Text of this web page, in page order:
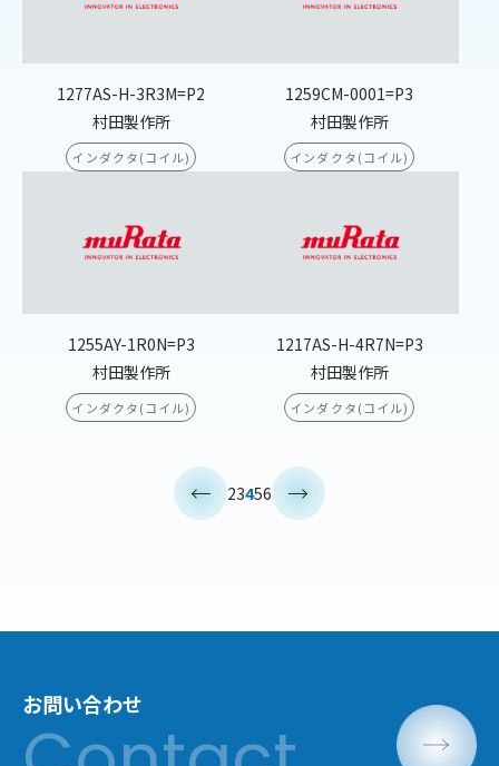
1277AS-H-3R3M=P2
村田製作所
インダクタ(コイル)
1259CM-0001=P3
村田製作所
インダクタ(コイル)
1255AY-1R0N=P3
村田製作所
インダクタ(コイル)
1217AS-H-4R7N=P3
村田製作所
インダクタ(コイル)
23456
お問い合わせ